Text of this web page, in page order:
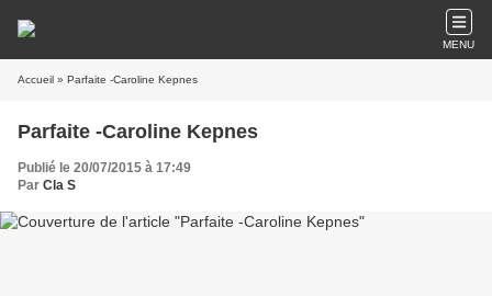
MENU
Accueil » Parfaite -Caroline Kepnes
Parfaite -Caroline Kepnes
Publié le 20/07/2015 à 17:49
Par Cla S